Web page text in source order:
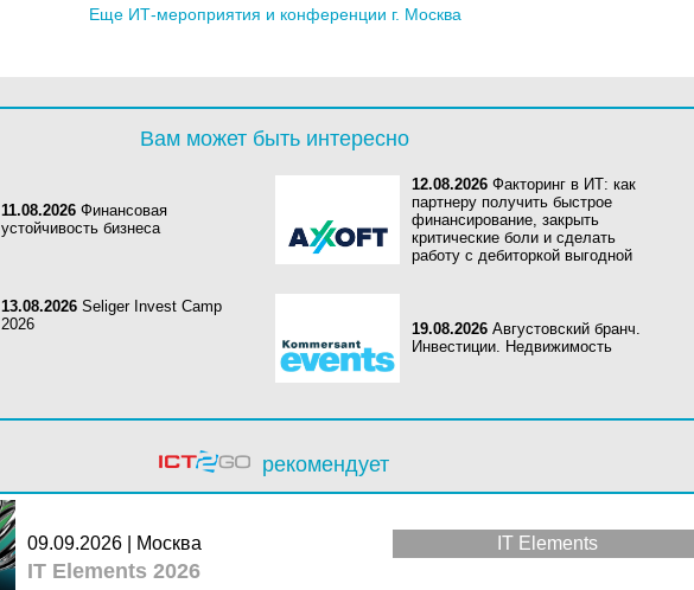
Еще ИТ-мероприятия и конференции г. Москва
Вам может быть интересно
11.08.2026 Финансовая
устойчивость бизнеса
12.08.2026 Факторинг в ИТ: как
партнеру получить быстрое
финансирование, закрыть
критические боли и сделать
работу с дебиторкой выгодной
13.08.2026 Seliger Invest Camp
2026
19.08.2026 Августовский бранч.
Инвестиции. Недвижимость
рекомендует
IT Elements
09.09.2026 | Москва
IT Elements 2026